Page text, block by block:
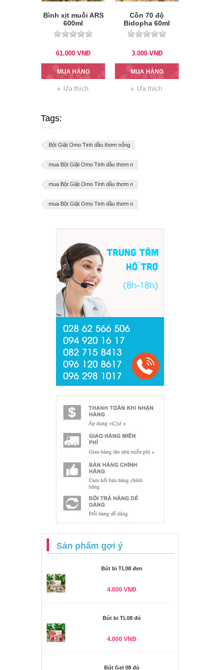
Bình xịt muỗi ARS
600ml
61.000 VNĐ
MUA HÀNG
Ưa thích
Cồn 70 độ
Bidopha 60ml
3.000 VNĐ
MUA HÀNG
Ưa thích
Tags:
Bột Giặt Omo Tinh dầu thơm nống
mua Bột Giặt Omo Tinh dầu thơm n
mua Bột Giặt Omo Tinh dầu thơm n
mua Bột Giặt Omo Tinh dầu thơm n
Sản phẩm gợi ý
Bút bi TL08 đen
4.000 VNĐ
Bút bi TL08 đỏ
4.000 VNĐ
Bút Gel 08 đỏ